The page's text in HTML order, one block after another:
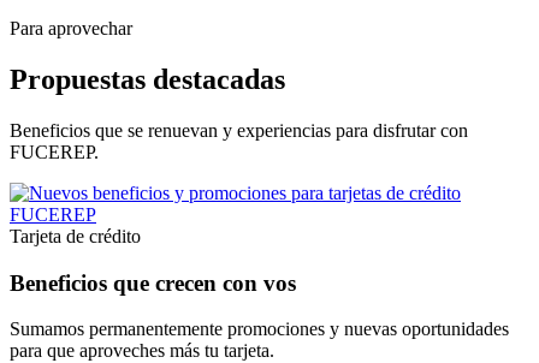
Para aprovechar
Propuestas destacadas
Beneficios que se renuevan y experiencias para disfrutar con
FUCEREP.
Tarjeta de crédito
Beneficios que crecen con vos
Sumamos permanentemente promociones y nuevas oportunidades
para que aproveches más tu tarjeta.